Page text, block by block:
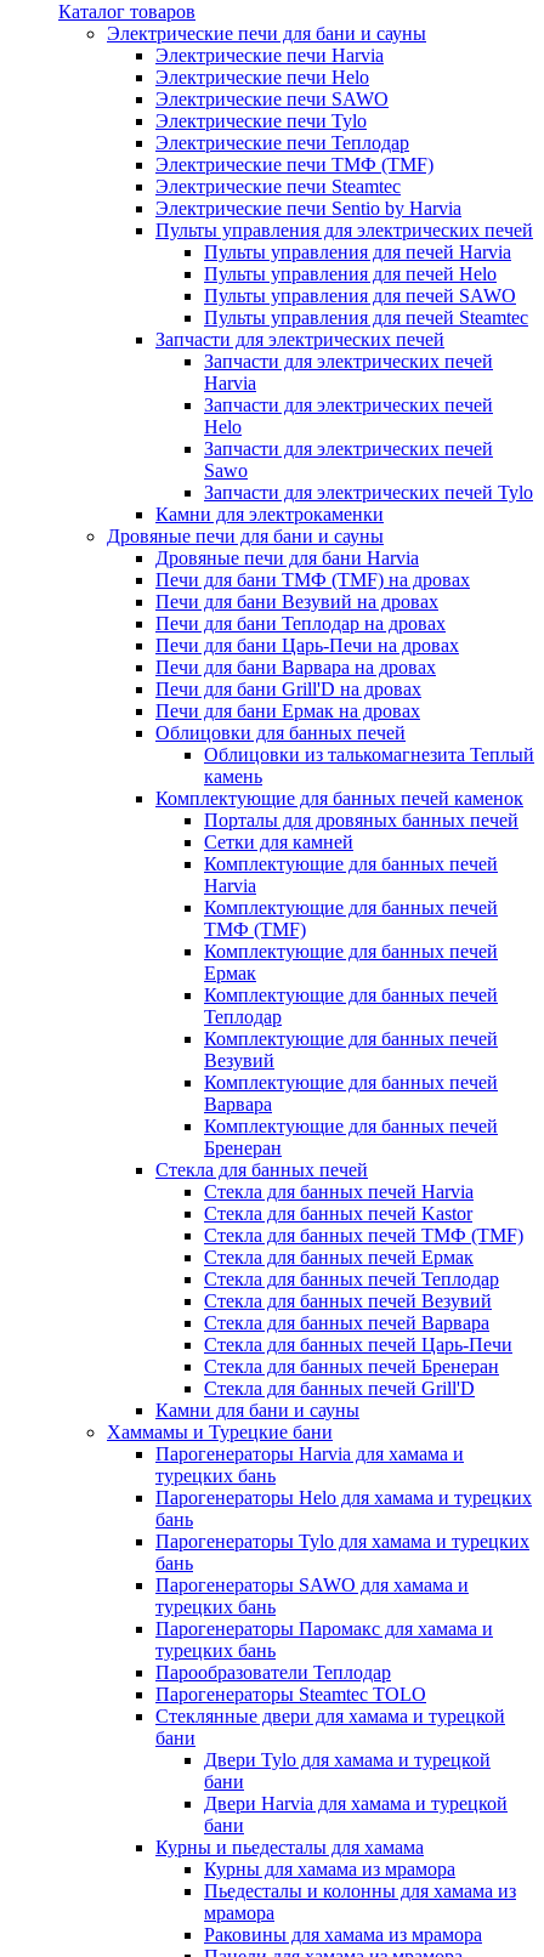
Каталог товаров
Электрические печи для бани и сауны
Электрические печи Harvia
Электрические печи Helo
Электрические печи SAWO
Электрические печи Tylo
Электрические печи Теплодар
Электрические печи ТМФ (TMF)
Электрические печи Steamtec
Электрические печи Sentio by Harvia
Пульты управления для электрических печей
Пульты управления для печей Harvia
Пульты управления для печей Helo
Пульты управления для печей SAWO
Пульты управления для печей Steamtec
Запчасти для электрических печей
Запчасти для электрических печей
Harvia
Запчасти для электрических печей
Helo
Запчасти для электрических печей
Sawo
Запчасти для электрических печей Tylo
Камни для электрокаменки
Дровяные печи для бани и сауны
Дровяные печи для бани Harvia
Печи для бани ТМФ (TMF) на дровах
Печи для бани Везувий на дровах
Печи для бани Теплодар на дровах
Печи для бани Царь-Печи на дровах
Печи для бани Варвара на дровах
Печи для бани Grill'D на дровах
Печи для бани Ермак на дровах
Облицовки для банных печей
Облицовки из талькомагнезита Теплый
камень
Комплектующие для банных печей каменок
Порталы для дровяных банных печей
Сетки для камней
Комплектующие для банных печей
Harvia
Комплектующие для банных печей
ТМФ (TMF)
Комплектующие для банных печей
Ермак
Комплектующие для банных печей
Теплодар
Комплектующие для банных печей
Везувий
Комплектующие для банных печей
Варвара
Комплектующие для банных печей
Бренеран
Стекла для банных печей
Стекла для банных печей Harvia
Стекла для банных печей Kastor
Стекла для банных печей ТМФ (TMF)
Стекла для банных печей Ермак
Стекла для банных печей Теплодар
Стекла для банных печей Везувий
Стекла для банных печей Варвара
Стекла для банных печей Царь-Печи
Стекла для банных печей Бренеран
Стекла для банных печей Grill'D
Камни для бани и сауны
Хаммамы и Турецкие бани
Парогенераторы Harvia для хамама и
турецких бань
Парогенераторы Helo для хамама и турецких
бань
Парогенераторы Tylo для хамама и турецких
бань
Парогенераторы SAWO для хамама и
турецких бань
Парогенераторы Паромакс для хамама и
турецких бань
Парообразователи Теплодар
Парогенераторы Steamtec TOLO
Стеклянные двери для хамама и турецкой
бани
Двери Tylo для хамама и турецкой
бани
Двери Harvia для хамама и турецкой
бани
Курны и пьедесталы для хамама
Курны для хамама из мрамора
Пьедесталы и колонны для хамама из
мрамора
Раковины для хамама из мрамора